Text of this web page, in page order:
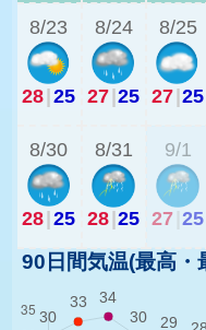
8/23
28|25
8/24
27|25
8/25
27|25
8/30
28|25
8/31
28|25
9/1
27 25
90日間気温(最高・